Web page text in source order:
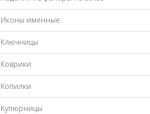
Иконы именные
Ключницы
Коврики
Копилки
Купюрницы